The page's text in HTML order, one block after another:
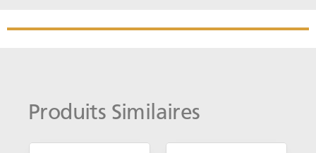
Produits Similaires